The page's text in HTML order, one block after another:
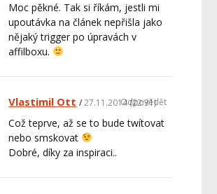
Moc pěkné. Tak si říkám, jestli mi
upoutávka na článek nepřišla jako
nějaký trigger po úpravách v
affilboxu.
Vlastimil Ott 27.11.2014 (22:31)
Což teprve, až se to bude twítovat
nebo smskovat
Dobré, díky za inspiraci..
Odpovědět